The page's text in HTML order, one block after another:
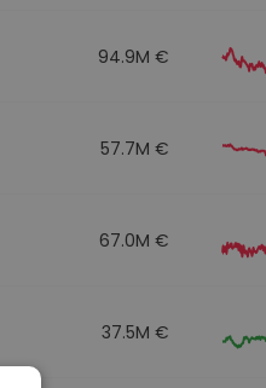
94.9M €
57.7M €
67.0M €
37.5M €